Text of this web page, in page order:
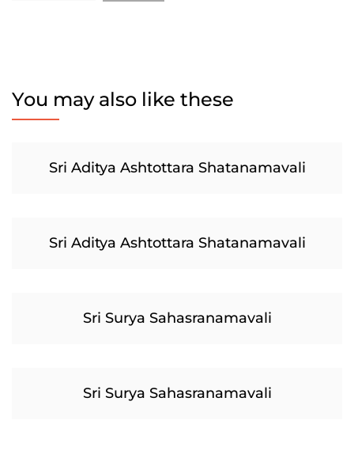
You may also like these
Sri Aditya Ashtottara Shatanamavali
Sri Aditya Ashtottara Shatanamavali
Sri Surya Sahasranamavali
Sri Surya Sahasranamavali